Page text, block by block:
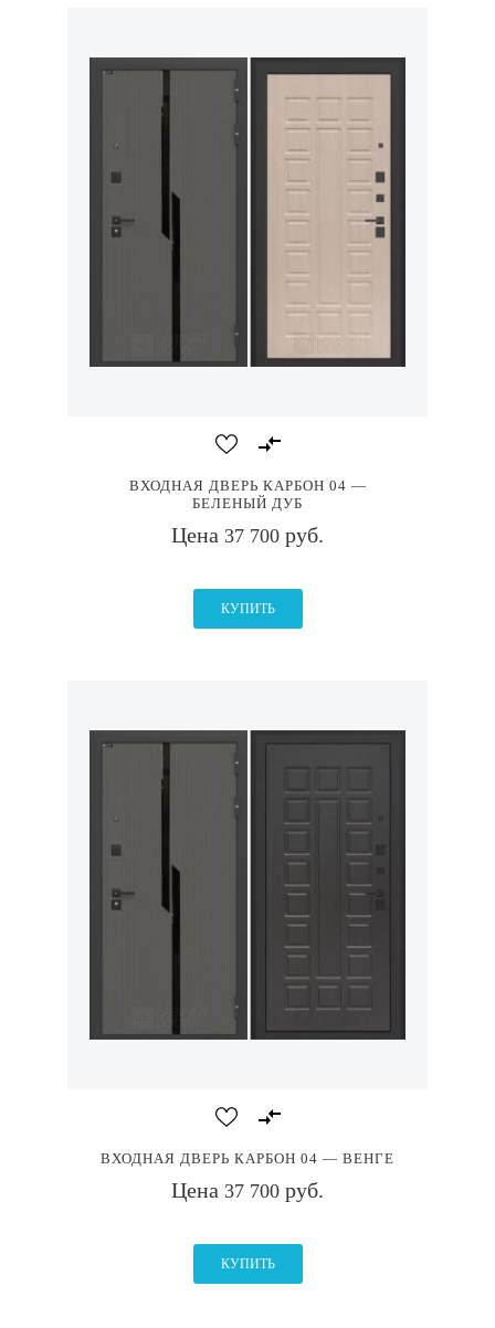
ВХОДНАЯ ДВЕРЬ КАРБОН 04 —
БЕЛЕНЫЙ ДУБ
Цена 37 700 руб.
КУПИТЬ
ВХОДНАЯ ДВЕРЬ КАРБОН 04 — ВЕНГЕ
Цена 37 700 руб.
КУПИТЬ